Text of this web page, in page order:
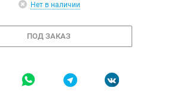
Нет в наличии
ПОД ЗАКАЗ